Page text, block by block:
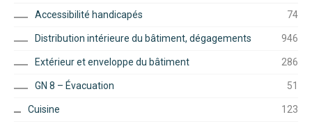
Accessibilité handicapés 74
Distribution intérieure du bâtiment, dégagements 946
Extérieur et enveloppe du bâtiment 286
GN 8 – Évacuation 51
Cuisine 123